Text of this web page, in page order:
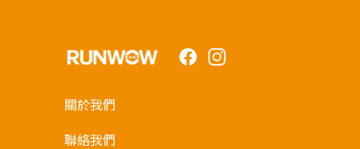
FacebookInstagram
關於我們
聯絡我們